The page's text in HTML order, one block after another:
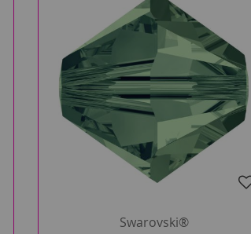
Swarovski®